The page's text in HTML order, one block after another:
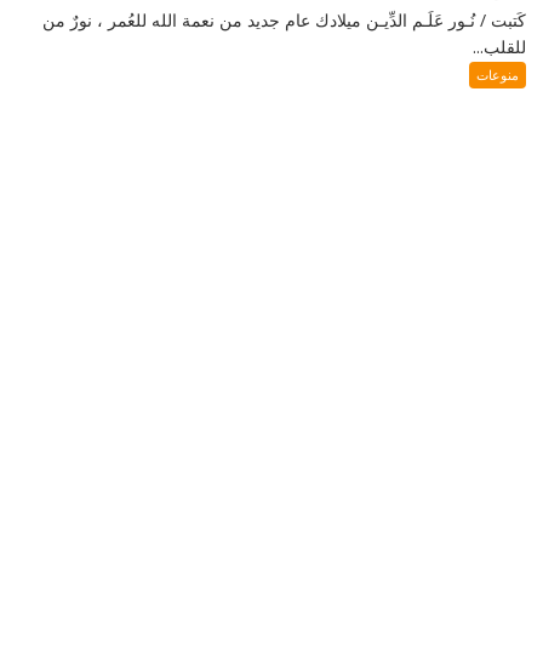
كَتبت / نُـور عَلَـم الدِّيـن ميلادك عام جديد من نعمة الله للعُمر ، نورٌ من
للقلب...
منوعات